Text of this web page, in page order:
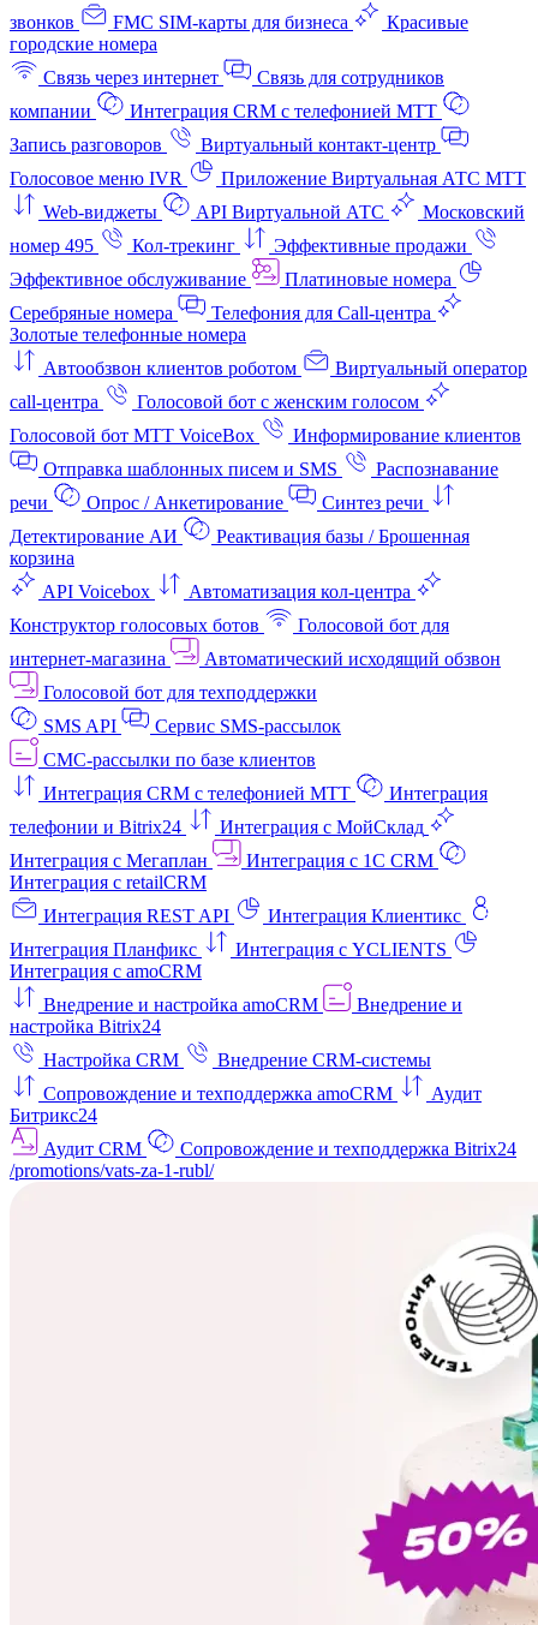
звонков
FMC SIM-карты для бизнеса
Красивые
городские номера
Связь через интернет
Связь для сотрудников
компании
Интеграция CRM с телефонией МТТ
Запись разговоров
Виртуальный контакт‑центр
Голосовое меню IVR
Приложение Виртуальная АТС МТТ
Web-виджеты
API Виртуальной АТС
Московский
номер 495
Кол-трекинг
Эффективные продажи
Эффективное обслуживание
Платиновые номера
Серебряные номера
Телефония для Call-центра
Золотые телефонные номера
Автообзвон клиентов роботом
Виртуальный оператор
call-центра
Голосовой бот с женским голосом
Голосовой бот МТТ VoiceBox
Информирование клиентов
Отправка шаблонных писем и SMS
Распознавание
речи
Опрос / Анкетирование
Синтез речи
Детектирование АИ
Реактивация базы / Брошенная
корзина
API Voicebox
Автоматизация кол‑центра
Конструктор голосовых ботов
Голосовой бот для
интернет‑магазина
Автоматический исходящий обзвон
Голосовой бот для техподдержки
SMS API
Сервис SMS-рассылок
СМС-рассылки по базе клиентов
Интеграция CRM с телефонией МТТ
Интеграция
телефонии и Bitrix24
Интеграция с МойСклад
Интеграция с Мегаплан
Интеграция с 1C CRM
Интеграция с retailCRM
Интеграция REST API
Интеграция Клиентикс
Интеграция Планфикс
Интеграция с YCLIENTS
Интеграция с amoCRM
Внедрение и настройка amoCRM
Внедрение и
настройка Bitrix24
Настройка CRM
Внедрение CRM-системы
Сопровождение и техподдержка amoCRM
Аудит
Битрикс24
Аудит CRM
Сопровождение и техподдержка Bitrix24
/promotions/vats-za-1-rubl/